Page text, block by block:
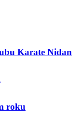
Karate Nidan
roku